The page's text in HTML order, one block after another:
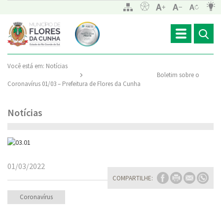
Toggle
navigation
Você está em: Notícias
Boletim sobre o
Coronavírus 01/03 – Prefeitura de Flores da Cunha
Notícias
COMPARTILHE:
01/03/2022
Coronavírus